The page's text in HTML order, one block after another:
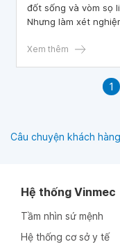
đốt sống và vòm sọ
Nhưng làm xét
và khi nào nên kiểm
giúp e cảm ơn bác sĩ
Xem thêm
1
Câu chuyện khách hàng
Hệ thống Vinmec
Tầm nhìn sứ mệnh
Hệ thống cơ sở y tế